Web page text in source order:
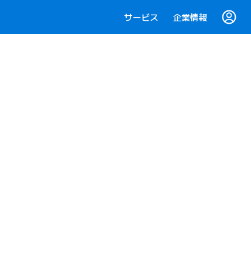
サービス 企業情報